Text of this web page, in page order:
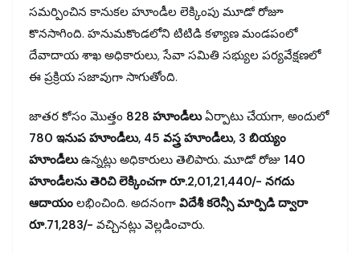
సమర్పించిన కానుకల హూండీల లెక్కింపు మూడో రోజూ
కొనసాగింది. హనుమకొండలోని టిటిడి కళ్యాణ మండపంలో
దేవాదాయ శాఖ అధికారులు, సేవా సమితి సభ్యుల పర్యవేక్షణలో
ఈ ప్రక్రియ సజావుగా సాగుతోంది.
జాతర కోసం మొత్తం 828 హూండీలుఏర్పాటు చేయగా, అందులో
780 ఇనుప హూండీలు, 45 వస్త్ర హూండీలు, 3 బియ్యం
హూండీలుఉన్నట్లు అధికారులు తెలిపారు. మూడో రోజు 140
హూండీలను తెరిచి లెక్కించగా రూ.2,01,21,440/- నగదు
ఆదాయం లభించింది. అదనంగా విదేశీ కరెన్సీ మార్పిడి ద్వారా
రూ.71,283/- వచ్చినట్లు వెల్లడించారు.